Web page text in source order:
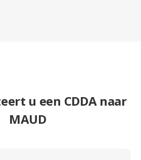
u een CDDA naar
MAUD